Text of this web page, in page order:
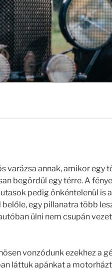
varázsa annak, amikor egy
begördül egy térre. A
pedig önkéntelenül is
egy pillanatra több
ülni nem csupán
vonzódunk ezekhez a
láttuk apánkat a